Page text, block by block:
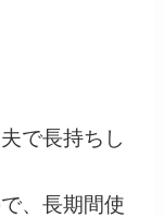
で長持ちし
、長期間使